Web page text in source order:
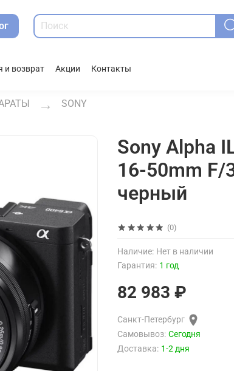
и возврат Акции Контакты
SONY
(0)
Наличие: Нет в наличии
Гарантия: 1 год
Sony Alpha
16-50mm F/
черный
82 983 ₽
Санкт-Петербург
Самовывоз: Сегодня
Доставка: 1-2 дня